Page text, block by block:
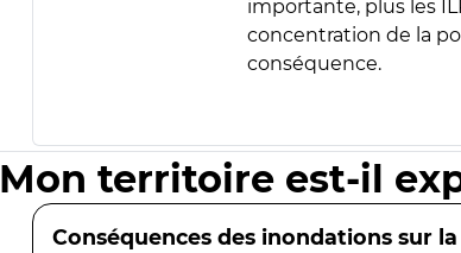
importante, plus les
concentration de la
conséquence.
Mon territoire est-il
Conséquences des inondations sur